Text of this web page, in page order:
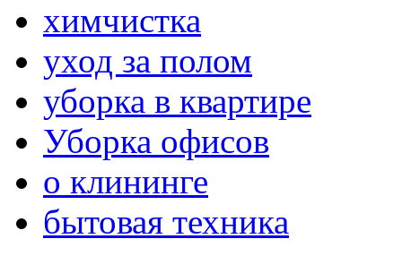
химчистка
уход за полом
уборка в квартире
Уборка офисов
о клининге
бытовая техника